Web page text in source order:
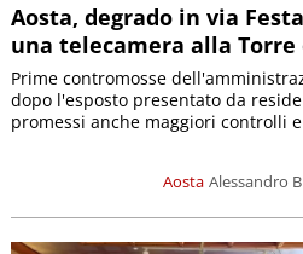
Aosta, degrado in via
una telecamera alla Torre
Aosta Alessandro
Prime contromosse
dopo l'esposto presentato da
promessi anche maggiori controlli